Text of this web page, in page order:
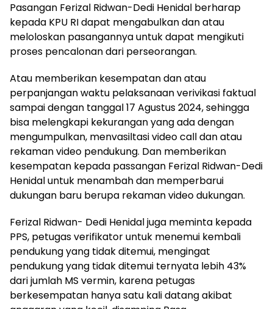
Pasangan Ferizal Ridwan-Dedi Henidal berharap
kepada KPU RI dapat mengabulkan dan atau
meloloskan pasangannya untuk dapat mengikuti
proses pencalonan dari perseorangan.
Atau memberikan kesempatan dan atau
perpanjangan waktu pelaksanaan verivikasi faktual
sampai dengan tanggal 17 Agustus 2024, sehingga
bisa melengkapi kekurangan yang ada dengan
mengumpulkan, menvasiltasi video call dan atau
rekaman video pendukung. Dan memberikan
kesempatan kepada passangan Ferizal Ridwan-Dedi
Henidal untuk menambah dan memperbarui
dukungan baru berupa rekaman video dukungan.
Ferizal Ridwan- Dedi Henidal juga meminta kepada
PPS, petugas verifikator untuk menemui kembali
pendukung yang tidak ditemui, mengingat
pendukung yang tidak ditemui ternyata lebih 43%
dari jumlah MS vermin, karena petugas
berkesempatan hanya satu kali datang akibat